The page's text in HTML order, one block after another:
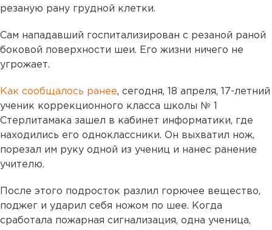
резаную рану грудной клетки.
Сам нападавший госпитализирован с резаной раной
боковой поверхности шеи. Его жизни ничего не
угрожает.
Как сообщалось ранее, сегодня, 18 апреля, 17-летний
ученик коррекционного класса школы № 1
Стерлитамака зашел в кабинет информатики, где
находились его одноклассники. Он выхватил нож,
порезал им руку одной из учениц и нанес ранение
учителю.
После этого подросток разлил горючее вещество,
поджег и ударил себя ножом по шее. Когда
сработала пожарная сигнализация, одна ученица,